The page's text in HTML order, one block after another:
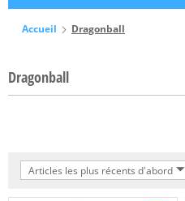
Accueil Dragonball
Dragonball
Articles les plus récents d'abord